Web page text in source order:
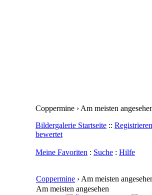
Coppermine › Am meisten
Bildergalerie Startseite :: Registrieren
bewertet
Meine Favoriten : Suche : Hilfe
Coppermine › Am meisten
Am meisten angesehen